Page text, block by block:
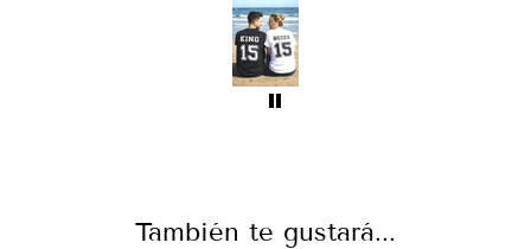
También te gustará...